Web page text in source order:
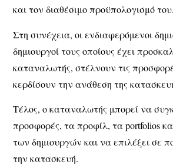
και τον διαθέσιμο προϋπολογισμό του.
Στη συνέχεια, οι ενδιαφερόμενοι
δημιουργοί τους οποίους έχει
καταναλωτής, στέλνουν τις
κερδίσουν την ανάθεση της
Τέλος, ο καταναλωτής μπορεί να
προσφορές, τα προφίλ, τα portfolios
των δημιουργών και να επιλέξει σε
την κατασκευή.